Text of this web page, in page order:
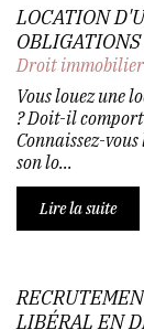
LOCATION
Droit immobilier
Vous louez une
? Doit-il
Connaissez-
son lo...
Lire la suite
LIBÉRAL EN